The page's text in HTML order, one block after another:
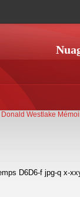
Donald Westlake